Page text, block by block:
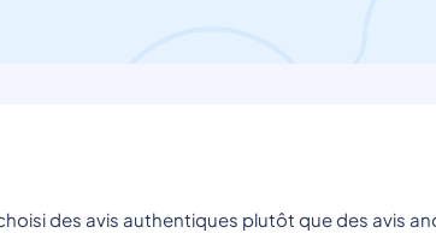
des avis authentiques plutôt que des avis